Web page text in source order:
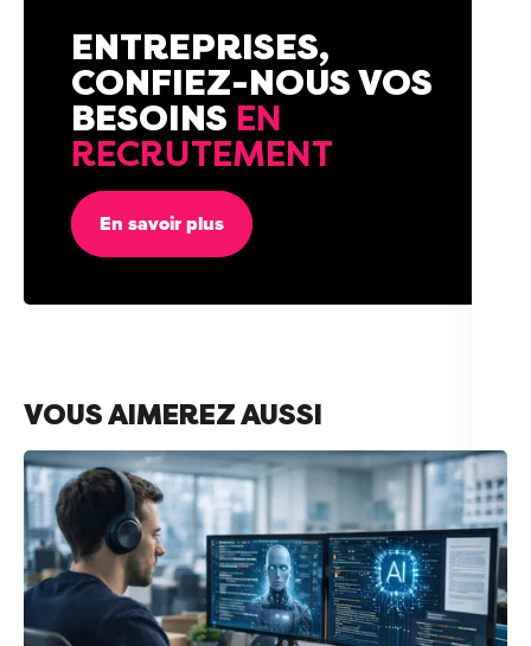
ENTREPRISES,
CONFIEZ-NOUS VOS
BESOINS EN
RECRUTEMENT
En savoir plus
VOUS AIMEREZ AUSSI